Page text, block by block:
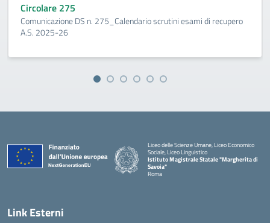
Circolare 275
Comunicazione DS n. 275_Calendario scrutini esami di recupero
A.S. 2025-26
Liceo delle Scienze Umane, Liceo Economico
Sociale, Liceo Linguistico
Istituto Magistrale Statale "Margherita di
Savoia"
Roma
Link Esterni